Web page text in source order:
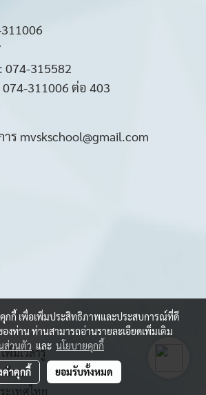
311006
074-315582
074-311006 ต่อ 403
าร mvskschool@gmail.com
พิ่มเวลารู้
รียน
ะเทศไทย
คุกกี้ เพื่อเพิ่มประสิทธิภาพและประสบการณ์ที่ดี
องท่าน ท่านสามารถอ่านรายละเอียดเพิ่มเติม
ส่วนตัว และ นโยบายคุกกี้
ค่าคุกกี้ ยอมรับทั้งหมด